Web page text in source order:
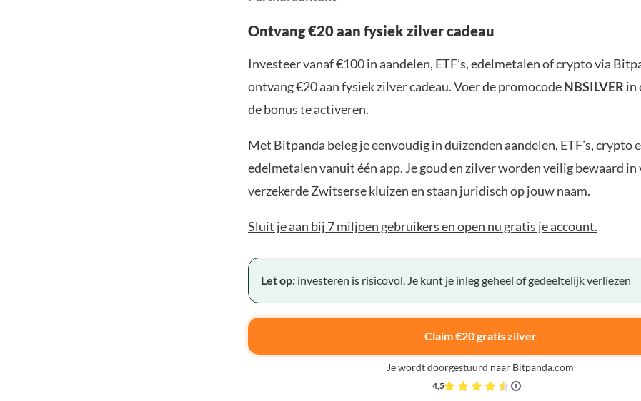
Ontvang €20 aan fysiek zilver cadeau
Investeer vanaf €100 in aandelen, ETF’s, edelmetalen of crypto via
ontvang €20 aan fysiek zilver cadeau. Voer de promocodeNBSILVER in
de bonus te activeren.
Met Bitpanda beleg je eenvoudig in duizenden aandelen, ETF’s, crypto
edelmetalen vanuit één app. Je goud en zilver worden veilig bewaard
verzekerde Zwitserse kluizen en staan juridisch op jouw naam.
Sluit je aan bij 7 miljoen gebruikers en open nu gratis je account.
Let op: investeren is risicovol. Je kunt je inleg geheel of gedeeltelijk verliezen
Claim €20 gratis zilver
Je wordt doorgestuurd naar Bitpanda.com
4,5